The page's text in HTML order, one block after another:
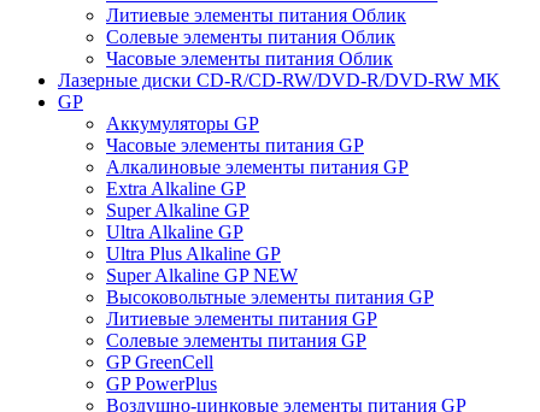
Литиевые элементы питания Облик
Солевые элементы питания Облик
Часовые элементы питания Облик
Лазерные диски CD-R/CD-RW/DVD-R/DVD-RW MK
GP
Аккумуляторы GP
Часовые элементы питания GP
Алкалиновые элементы питания GP
Extra Alkaline GP
Super Alkaline GP
Ultra Alkaline GP
Ultra Plus Alkaline GP
Super Alkaline GP NEW
Высоковольтные элементы питания GP
Литиевые элементы питания GP
Солевые элементы питания GP
GP GreenCell
GP PowerPlus
Воздущно-цинковые элементы питания GP